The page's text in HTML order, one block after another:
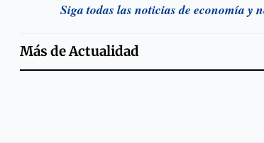
Siga todas las noticias de economía y
Más deActualidad